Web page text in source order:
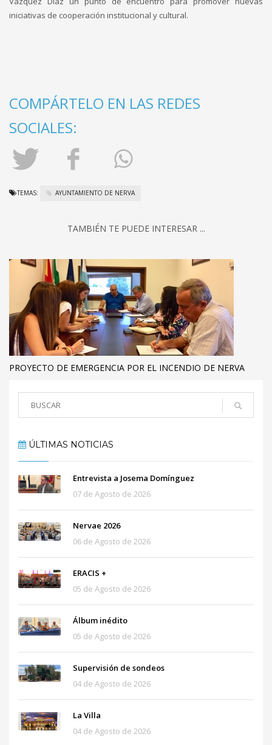
iniciativas de cooperación institucional y cultural.
COMPÁRTELO EN LAS REDES
SOCIALES:
TEMAS: AYUNTAMIENTO DE NERVA
TAMBIÉN TE PUEDE INTERESAR ...
PROYECTO DE EMERGENCIA POR EL INCENDIO DE NERVA
ÚLTIMAS NOTICIAS
Entrevista a Josema Domínguez
07 de Agosto de 2026
Nervae 2026
06 de Agosto de 2026
ERACIS +
05 de Agosto de 2026
Álbum inédito
05 de Agosto de 2026
Supervisión de sondeos
04 de Agosto de 2026
La Villa
04 de Agosto de 2026